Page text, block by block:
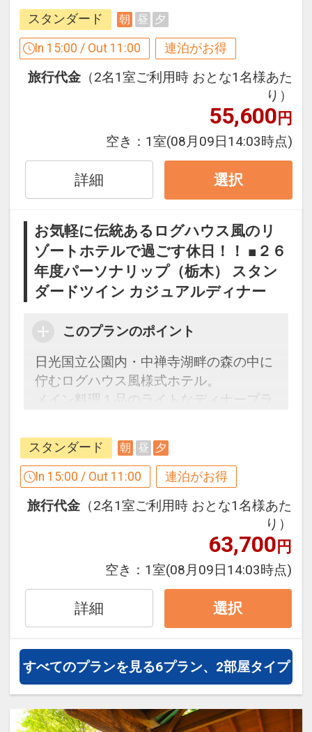
い。
す
2泊目より1泊につきおひとり様１，０
※割引適用後のご旅行代金は、カレンダ
ーからお進みいただいた後表示される
さい。
※宿泊期間中すべての日において人数・
氏名・客室タイプ・食事条件・プラン同
一であることが割引適用の条件となりま
31日
インターネットコース番号：DP-1-
スタンダード 朝 昼 夕
In 15:00 / Out 11:00 連泊がお得
旅行代金 （2名1室ご利用時 おとな1名様あた
り）
55,600円
空き： 1室(08月09日14:03時点)
詳細 選択
お気軽に伝統あるログハウス風のリ
ゾートホテルで過ごす休日！！ ■２６
年度パーソナリップ（栃木） スタン
ダードツイン カジュアルディナー
このプランのポイント
日光国立公園内・中禅寺湖畔の森の中に
佇むログハウス風様式ホテル。
メイン料理１品のライトなディナープラ
【連泊するとお得】連泊割引がございま
連泊の場合、
※割引適用後のご旅行代金は、カレンダ
ーからお進みいただいた後表示される
「空室照会結果確認画面」でご確認くだ
※宿泊期間中すべての日において人数・
氏名・客室タイプ・食事条件・プラン同
す。
スタンダード 朝 昼 夕
In 15:00 / Out 11:00 連泊がお得
旅行代金 （2名1室ご利用時 おとな1名様あた
り）
63,700円
空き： 1室(08月09日14:03時点)
詳細 選択
すべてのプランを見る6プラン、2部屋タイプ